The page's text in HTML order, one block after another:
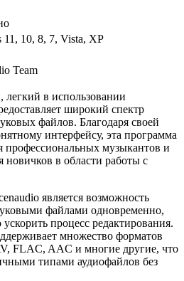
11, 10, 8, 7, Vista, XP
Team
в использовании
широкий спектр
файлов. Благодаря своей
интерфейсу, эта программа
профессиональных музыкантов и
новичков в области работы с
является возможность
файлами одновременно,
ускорить процесс редактирования.
множество форматов
FLAC, AAC и многие другие, что
типами аудиофайлов без